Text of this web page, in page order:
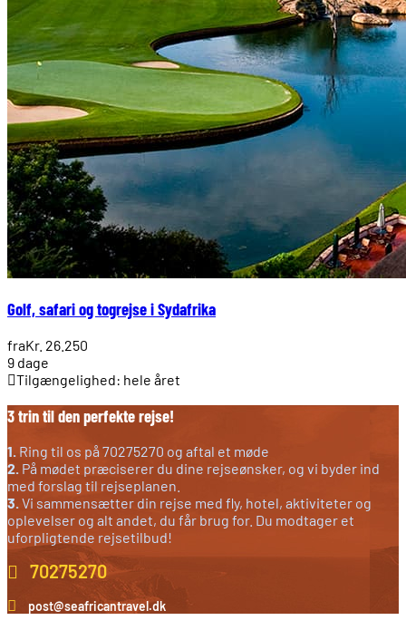
Golf, safari og togrejse i Sydafrika
fraKr. 26.250
9 dage
Tilgængelighed: hele året
3 trin til den perfekte rejse!
1. Ring til os på 70275270 og aftal et møde
2. På mødet præciserer du dine rejseønsker, og vi byder ind
med forslag til rejseplanen.
3.Vi sammensætter din rejse med fly, hotel, aktiviteter og
oplevelser og alt andet, du får brug for. Du modtager et
uforpligtende rejsetilbud!
70275270
post@seafricantravel.dk